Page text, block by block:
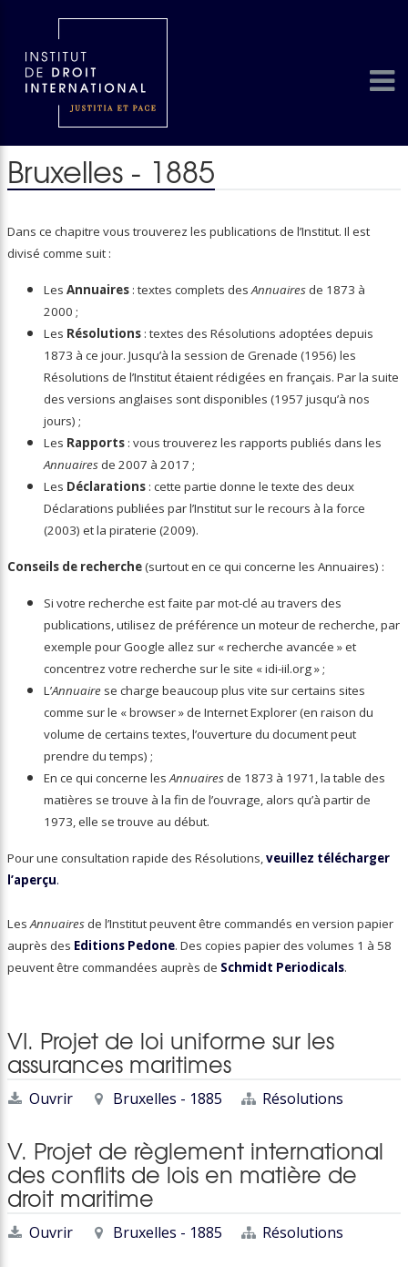
Bruxelles - 1885
Dans ce chapitre vous trouverez les publications de l’Institut. Il est
divisé comme suit :
Les Annuaires : textes complets desAnnuairesde 1873 à
2000 ;
Les Résolutions : textes des Résolutions adoptées depuis
1873 à ce jour. Jusqu’à la session de Grenade (1956) les
Résolutions de l’Institut étaient rédigées en français. Par la suite
des versions anglaises sont disponibles (1957 jusqu’à nos
jours) ;
Les Rapports : vous trouverez les rapports publiés dans les
Annuairesde 2007 à 2017 ;
Les Déclarations : cette partie donne le texte des deux
Déclarations publiées par l’Institut sur le recours à la force
(2003) et la piraterie (2009).
Conseils de recherche(surtout en ce qui concerne les Annuaires) :
Si votre recherche est faite par mot-clé au travers des
publications, utilisez de préférence un moteur de recherche, par
exemple pour Google allez sur « recherche avancée » et
concentrez votre recherche sur le site « idi-iil.org » ;
L’Annuaire se charge beaucoup plus vite sur certains sites
comme sur le « browser » de Internet Explorer (en raison du
volume de certains textes, l’ouverture du document peut
prendre du temps) ;
En ce qui concerne lesAnnuairesde 1873 à 1971, la table des
matières se trouve à la fin de l’ouvrage, alors qu’à partir de
1973, elle se trouve au début.
Pour une consultation rapide des Résolutions,veuillez télécharger
l’aperçu.
LesAnnuairesde l’Institut peuvent être commandés en version papier
auprès des Editions Pedone. Des copies papier des volumes 1 à 58
peuvent être commandées auprès de Schmidt Periodicals.
VI. Projet de loi uniforme sur les
assurances maritimes
Ouvrir Bruxelles - 1885 Résolutions
V. Projet de règlement international
des conflits de lois en matière de
droit maritime
Ouvrir Bruxelles - 1885 Résolutions